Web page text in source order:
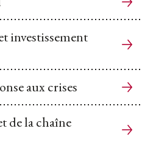
investissement
aux crises
de la chaîne